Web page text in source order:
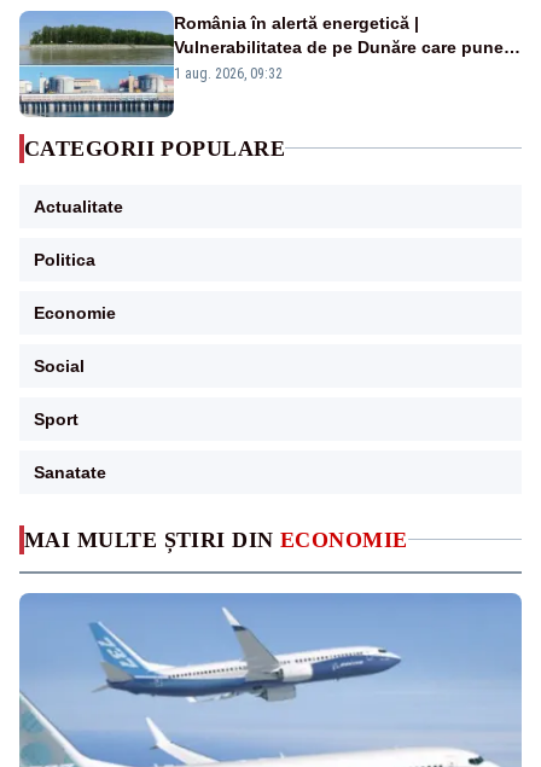
MAI MULTE ȘTIRI DIN ECONOMIE
România în alertă energetică |
Vulnerabilitatea de pe Dunăre care pune
în pericol Centrala Cernavodă era
1 aug. 2026, 09:32
CATEGORII POPULARE
Actualitate
Politica
Economie
Social
Sport
Sanatate